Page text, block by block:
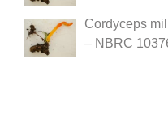
Cordyceps
– NBRC